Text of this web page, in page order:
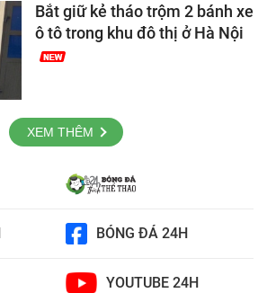
Bắt giữ kẻ tháo trộm 2 bánh xe
ô tô trong khu đô thị ở Hà Nội
XEM THÊM
BÓNG ĐÁ 24H
YOUTUBE 24H